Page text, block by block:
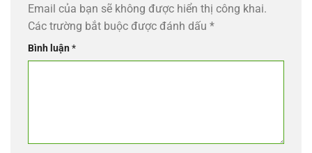
Email của bạn sẽ không được hiển thị công khai.
Các trường bắt buộc được đánh dấu *
Bình luận*